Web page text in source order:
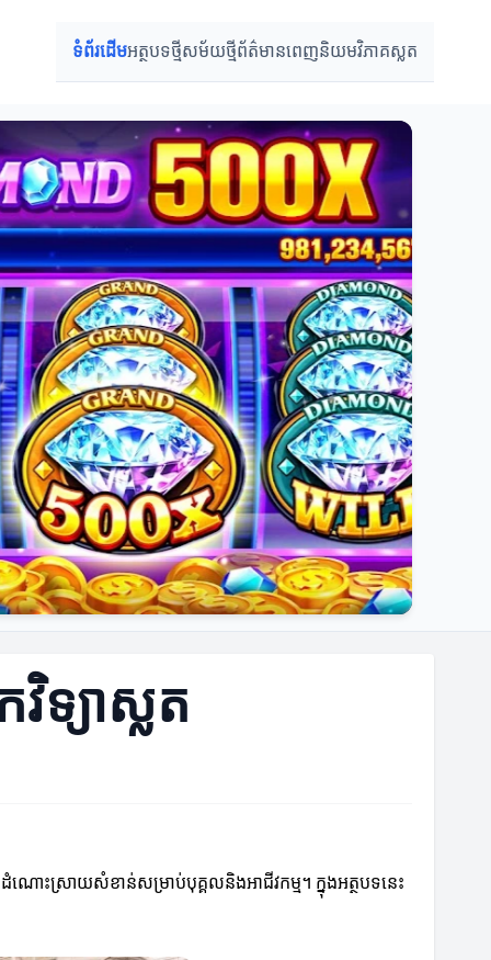
ទំព័រដើមអត្ថបទថ្មីសម័យថ្មីព័ត៌មានពេញនិយមវិភាគស្លត
ទ្យាស្លត
ាដំណោះស្រាយសំខាន់សម្រាប់បុគ្គលនិងអាជីវកម្ម។ ក្នុងអត្ថបទនេះ